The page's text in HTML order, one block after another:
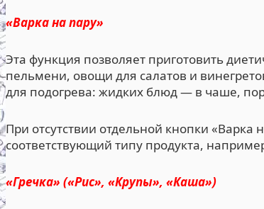
«Варка на пару»
Эта функция позволяет приготовить
пельмени, овощи для салатов и
для подогрева: жидких блюд — в чаше,
При отсутствии отдельной кнопки
соответствующий типу продукта,
«Гречка» («Рис», «Крупы», «Каша»)